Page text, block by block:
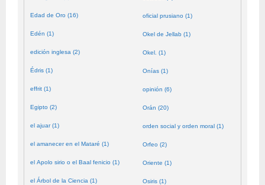
Edad de Oro (16)
Edén (1)
edición inglesa (2)
Édris (1)
effrit (1)
Egipto (2)
el ajuar (1)
el amanecer en el Mataré (1)
el Apolo sirio o el Baal fenicio (1)
el Árbol de la Ciencia (1)
oficial prusiano (1)
Okel de Jellab (1)
Okel. (1)
Onías (1)
opinión (6)
Orán (20)
orden social y orden moral (1)
Orfeo (2)
Oriente (1)
Osiris (1)